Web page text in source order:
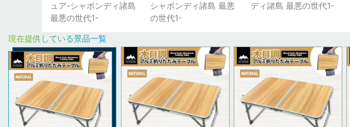
ュア-シャボンディ諸島
最悪の世代1-
シャボンディ諸島 最悪
の世代1-
ディ諸島 最悪の世代1-
現在提供している景品一覧